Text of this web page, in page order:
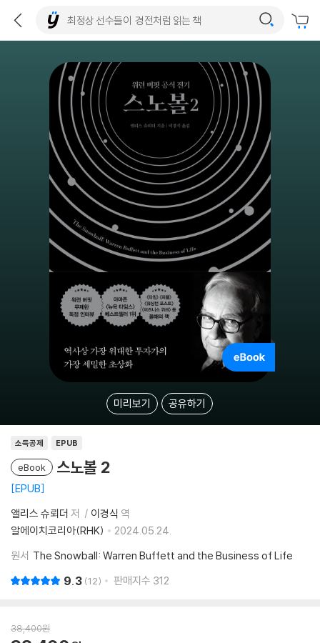
미리보기 공유하기
소득공제 EPUB
eBook 스노볼 2
EPUB
앨리스 슈뢰더 저 이경식 역
알에이치코리아(RHK)
2024.05.24.
원서 The Snowball: Warren Buffett and the Business of Life
9.3 12 판매지수 312
38,400원